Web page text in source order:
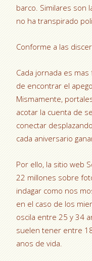
barco. Similares son
no ha transpirado
Conforme a las
Cada jornada es
de encontrar el
Mismamente,
acotar la cuenta de
conectar
cada aniversario
Por ello, la sitio web
22 millones sobre
indagar como nos
en el caso de los
oscila entre 25 y 34
suelen tener entre
anos de vida.